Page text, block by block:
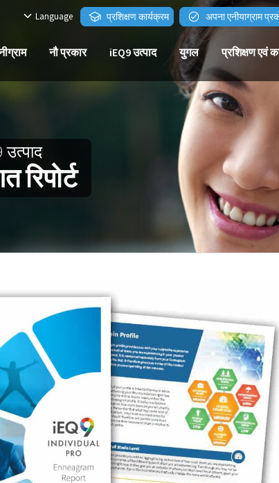
Language प्रशिक्षण कार्यक्रम अपना एनीयाग्राम
नौ प्रकार iEQ9 उत्पाद युगल प्रशिक्षण एवं
उत्पाद
रिपोर्ट